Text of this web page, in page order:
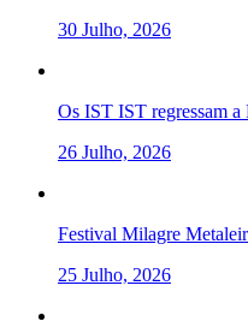
30 Julho, 2026
Os IST IST regressam
26 Julho, 2026
Festival Milagre
25 Julho, 2026